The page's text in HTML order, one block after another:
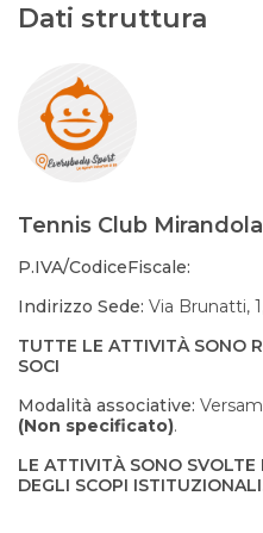
Dati struttura
Tennis Club Mirandola
P.IVA/CodiceFiscale:
Indirizzo Sede: Via Brunatti,
TUTTE LE ATTIVITÀ SONO
SOCI
Modalità associative:
(Non specificato).
LE ATTIVITÀ SONO
DEGLI SCOPI